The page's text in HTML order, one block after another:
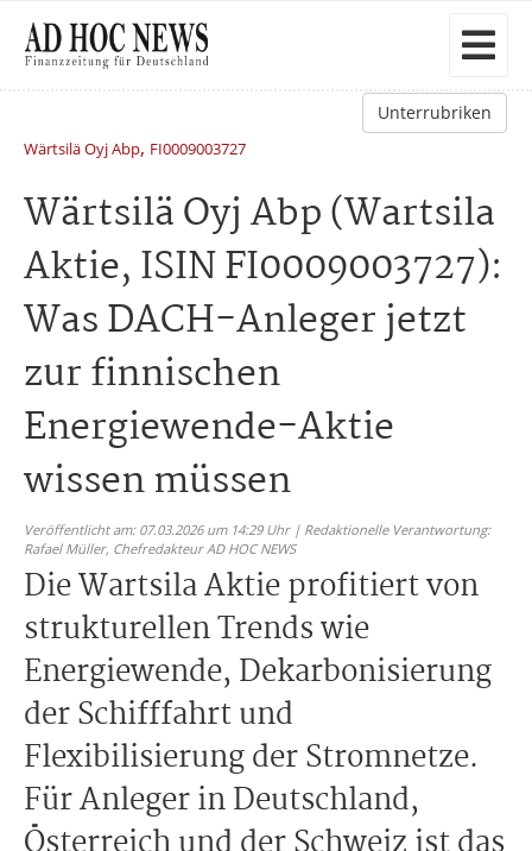
Unterrubriken
Wärtsilä Oyj Abp, FI0009003727
Wärtsilä Oyj Abp (Wartsila
Aktie, ISIN FI0009003727):
Was DACH-Anleger jetzt
zur finnischen
Energiewende-Aktie
wissen müssen
Veröffentlicht am: 07.03.2026 um 14:29 Uhr | Redaktionelle Verantwortung:
Rafael Müller, Chefredakteur AD HOC NEWS
Die Wartsila Aktie profitiert von
strukturellen Trends wie
Energiewende, Dekarbonisierung
der Schifffahrt und
Flexibilisierung der Stromnetze.
Für Anleger in Deutschland,